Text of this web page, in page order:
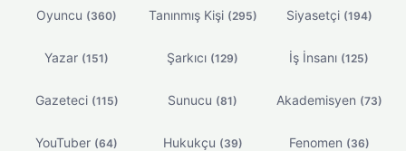
Oyuncu (360) Tanınmış Kişi (295) Siyasetçi (194)
Yazar (151) Şarkıcı (129) İş İnsanı (125)
Gazeteci (115) Sunucu (81) Akademisyen (73)
YouTuber (64) Hukukçu (39) Fenomen (36)